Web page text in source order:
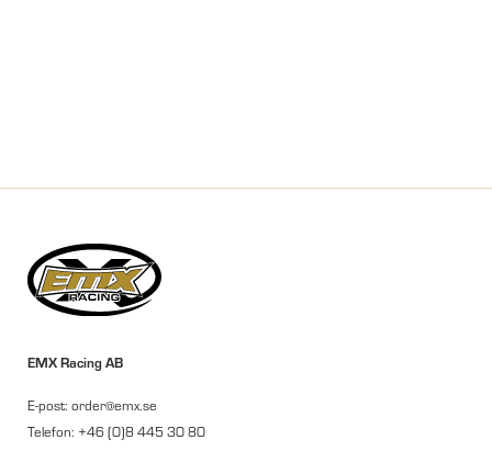
EMX Racing AB
E-post: order@emx.se
Telefon: +46 (0)8 445 30 80